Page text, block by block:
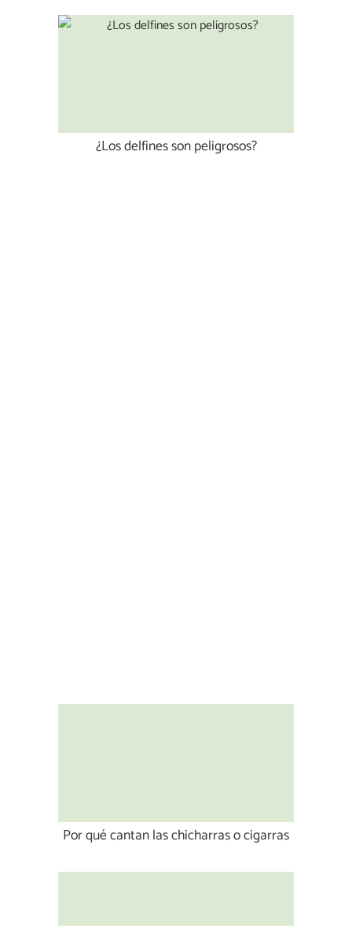
¿Los delfines son peligrosos?
Por qué cantan las chicharras o cigarras